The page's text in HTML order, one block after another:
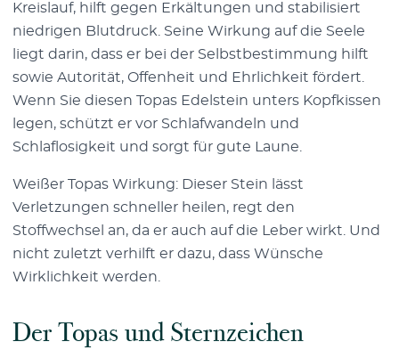
Kreislauf, hilft gegen Erkältungen und stabilisiert
niedrigen Blutdruck. Seine Wirkung auf die Seele
liegt darin, dass er bei der Selbstbestimmung hilft
sowie Autorität, Offenheit und Ehrlichkeit fördert.
Wenn Sie diesen Topas Edelstein unters Kopfkissen
legen, schützt er vor Schlafwandeln und
Schlaflosigkeit und sorgt für gute Laune.
Weißer Topas Wirkung: Dieser Stein lässt
Verletzungen schneller heilen, regt den
Stoffwechsel an, da er auch auf die Leber wirkt. Und
nicht zuletzt verhilft er dazu, dass Wünsche
Wirklichkeit werden.
Der Topas und Sternzeichen